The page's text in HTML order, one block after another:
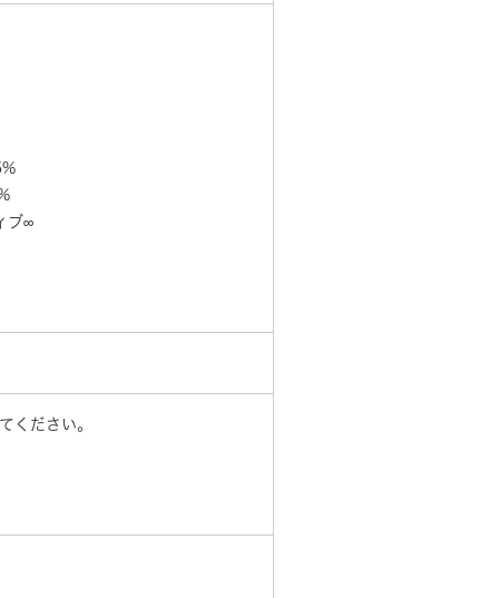
ブ∞
ください。